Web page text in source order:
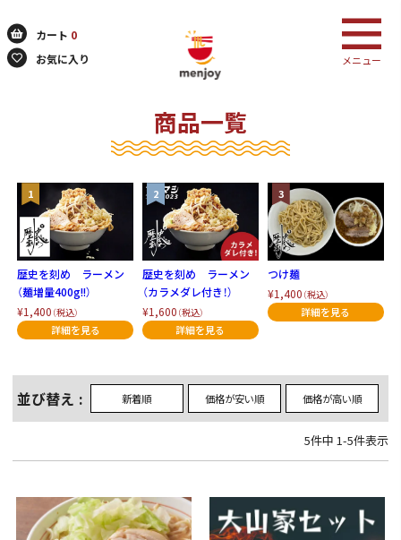
カート 0
お気に入り
メニュー
商品一覧
歴史を刻め ラーメン
（麺増量400g!!）
¥1,400 （税込）
歴史を刻め ラーメン
（カラメダレ付き！）
¥1,600 （税込）
つけ麺
¥1,400 （税込）
並び替え 新着順 価格が安い順 価格が高い順
5件中 1-5件表示
検索